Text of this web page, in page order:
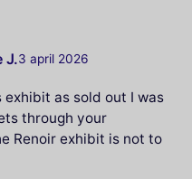
J.3 april 2026
as sold out I was
through your
Renoir exhibit is not to